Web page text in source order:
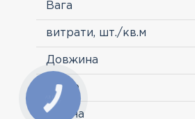
Вага
витрати, шт./кв.м
Довжина
Колір
Країна